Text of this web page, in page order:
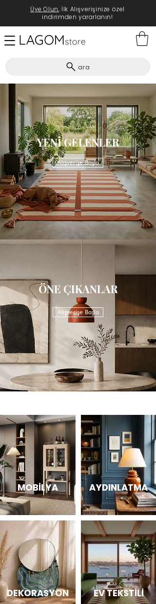
ara
Üye Olun, İlk Alışverişinize özel
indirimden yararlanın!
YENİ GELENLER
Alışverişe Başla
ÖNE ÇIKANLAR
Alışverişe Başla
MOBİLYA AYDINLATMA
DEKORASYON EV TEKSTİLİ